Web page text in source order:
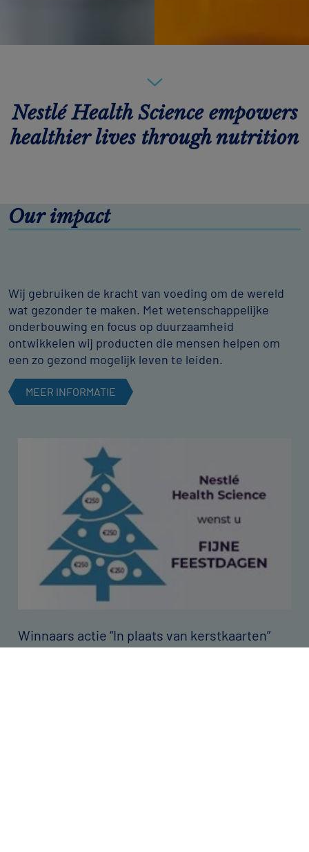
Nestlé Health Science empowers
healthier lives through nutrition
Our impact
Wij gebruiken de kracht van voeding om de wereld
wat gezonder te maken. Met wetenschappelijke
onderbouwing en focus op duurzaamheid
ontwikkelen wij producten die mensen helpen om
een zo gezond mogelijk leven te leiden.
MEER INFORMATIE
Winnaars actie “In plaats van kerstkaarten”
2023